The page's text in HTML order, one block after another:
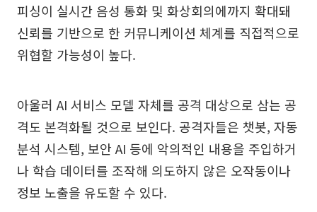
피싱이 실시간 음성 통화 및 화상회의에까지 확대돼
신뢰를 기반으로 한 커뮤니케이션 체계를 직접적으로
위협할 가능성이 높다.
아울러 AI 서비스 모델 자체를 공격 대상으로 삼는 공
격도 본격화될 것으로 보인다. 공격자들은 챗봇, 자동
분석 시스템, 보안 AI 등에 악의적인 내용을 주입하거
나 학습 데이터를 조작해 의도하지 않은 오작동이나
정보 노출을 유도할 수 있다.